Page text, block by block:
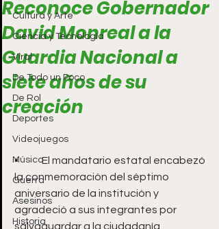
Cultura y Arte
Ciencia y Tecnología
Viral
De Todo un Poco
De Rol
Deportes
Videojuegos
Música
Guerra
Asesinos
Historia
Reconoce Gobernador
David Monreal a la
Guardia Nacional a
siete años de su
creación
▪️	El mandatario estatal encabezó
la conmemoración del séptimo
aniversario de la institución y
agradeció a sus integrantes por
salvaguardar a la ciudadanía